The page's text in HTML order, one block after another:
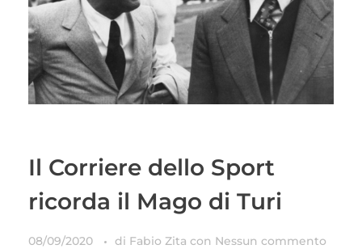
Il Corriere dello Sport
ricorda il Mago di Turi
08/09/2020 di Fabio Zita con Nessun commento